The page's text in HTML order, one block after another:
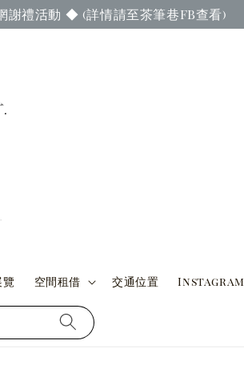
禮活動 ◆ (詳情請至茶筆巷FB查看)
空間租借 交通位置 Instagram